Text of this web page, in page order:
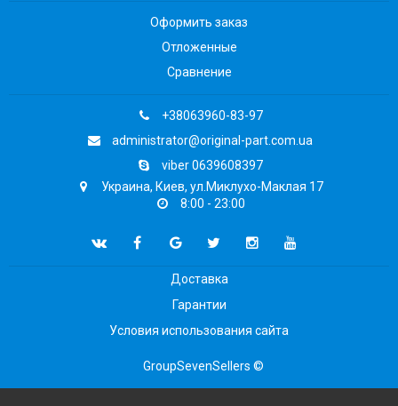
Оформить заказ
Отложенные
Сравнение
+38063960-83-97
administrator@original-part.com.ua
viber 0639608397
Украина, Киев, ул.Миклухо-Маклая 17
8:00 - 23:00
Доставка
Гарантии
Условия использования сайта
GroupSevenSellers ©